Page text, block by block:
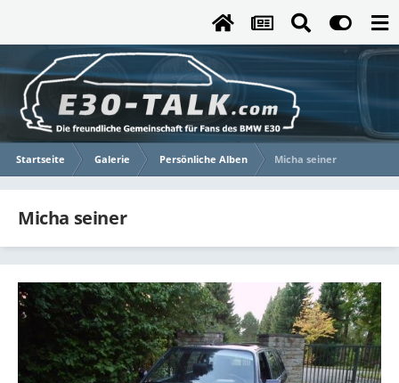
Startseite Galerie Persönliche Alben Micha seiner
Micha seiner